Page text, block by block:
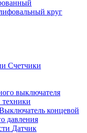
круг
Счетчики
выключателя
техники
концевой
давления
Датчик